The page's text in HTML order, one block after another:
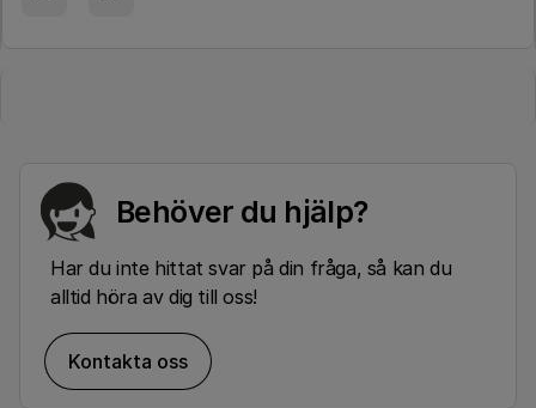
Behöver du hjälp?
Har du inte hittat svar på din fråga, så kan du
alltid höra av dig till oss!
Kontakta oss